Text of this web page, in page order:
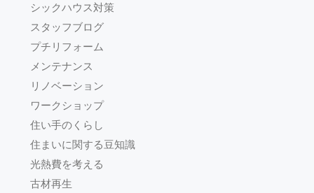
シックハウス対策
スタッフブログ
プチリフォーム
メンテナンス
リノベーション
ワークショップ
住い手のくらし
住まいに関する豆知識
光熱費を考える
古材再生